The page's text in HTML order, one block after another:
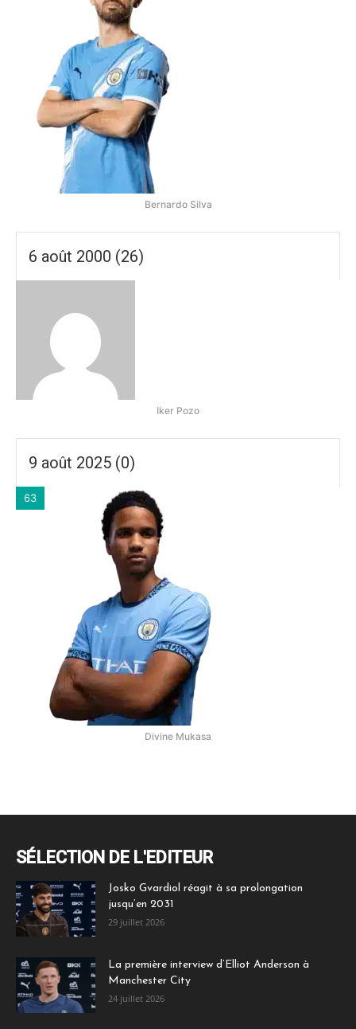
Bernardo Silva
6 août 2000 (26)
Iker Pozo
9 août 2025 (0)
63
Divine Mukasa
SÉLECTION DE L'EDITEUR
Josko Gvardiol réagit à sa prolongation
jusqu’en 2031
29 juillet 2026
La première interview d’Elliot Anderson à
Manchester City
24 juillet 2026